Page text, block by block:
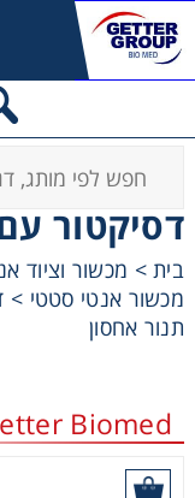
דסיקטור
בית> מכשור וציוד
מכשור אנטי סטטי >
תנור אחסון
Biomed
found.
מעונין
Centrifuges